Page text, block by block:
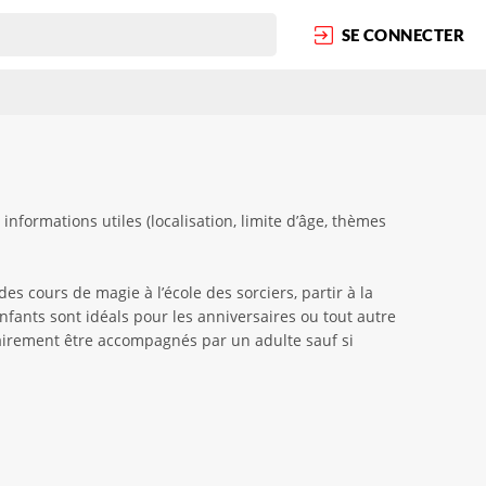
SE CONNECTER
utiles (localisation, limite d’âge, thèmes
cours de magie à l’école des sorciers, partir à la
sont idéals pour les anniversaires ou tout autre
être accompagnés par un adulte sauf si